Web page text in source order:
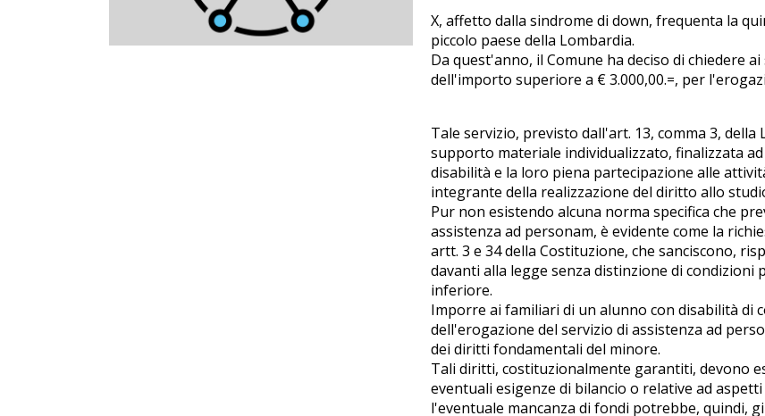
X, affetto dalla sindrome di down, frequenta la
piccolo paese della Lombardia.
Da quest'anno, il Comune ha deciso di chiedere
dell'importo superiore a € 3.000,00.=, per
Tale servizio, previsto dall'art. 13, comma 3,
supporto materiale individualizzato, finalizzata
disabilità e la loro piena partecipazione alle
integrante della realizzazione del diritto allo
Pur non esistendo alcuna norma specifica che
assistenza ad personam, è evidente come la
artt. 3 e 34 della Costituzione, che sanciscono,
davanti alla legge senza distinzione di
inferiore.
Imporre ai familiari di un alunno con disabilità
dell'erogazione del servizio di assistenza ad
dei diritti fondamentali del minore.
Tali diritti, costituzionalmente garantiti, devono
eventuali esigenze di bilancio o relative ad
l'eventuale mancanza di fondi potrebbe, quindi,